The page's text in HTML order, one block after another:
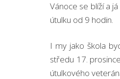
Vánoce se blíží a
útulku od 9 hodin.
I my jako škola
středu 17.
útulkového